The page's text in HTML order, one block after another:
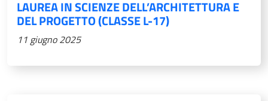
LAUREA IN SCIENZE DELL’ARCHITETTURA E
DEL PROGETTO (CLASSE L-17)
11 giugno 2025